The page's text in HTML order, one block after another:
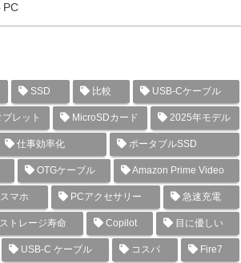
PC
SSD 比較 USB-Cケーブル
ブレット MicroSDカード 2025年モデル
仕事効率化 ポータブルSSD
OTGケーブル Amazon Prime Video
マホ PCアクセサリー 急速充電
ストレージ寿命 Copilot 目に優しい
USB-C ケーブル コスパ Fire7